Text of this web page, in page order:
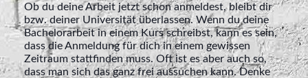
Ob du deine Arbeit jetzt schon anmeldest, bleibt dir
bzw. deiner Universität überlassen. Wenn du deine
Bachelorarbeit in einem Kurs schreibst, kann es sein,
dass die Anmeldung für dich in einem gewissen
Zeitraum stattfinden muss. Oft ist es aber auch so,
dass man sich das ganz frei aussuchen kann. Denke